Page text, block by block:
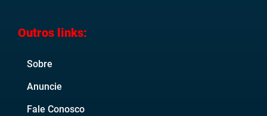
Outros links:
Sobre
Anuncie
Fale Conosco